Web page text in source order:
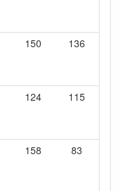
150 136
124 115
158 83